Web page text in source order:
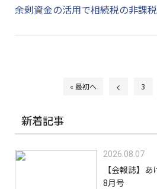
余剰資金の活用で相続税の非課
« 最初へ 3
新着記事
2026.08.07
【会報誌】
8月号